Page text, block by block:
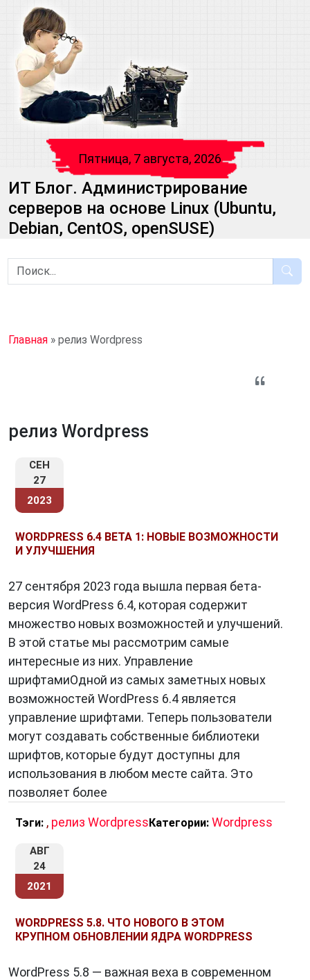
Пятница, 7 августа, 2026
ИТ Блог. Администрирование
серверов на основе Linux (Ubuntu,
Debian, CentOS, openSUSE)
Главная » релиз Wordpress
релиз Wordpress
СЕН
27
2023
WORDPRESS 6.4 BETA 1: НОВЫЕ ВОЗМОЖНОСТИ
И УЛУЧШЕНИЯ
27 сентября 2023 года вышла первая бета-
версия WordPress 6.4, которая содержит
множество новых возможностей и улучшений.
В этой статье мы рассмотрим самые
интересные из них. Управление
шрифтамиОдной из самых заметных новых
возможностей WordPress 6.4 является
управление шрифтами. Теперь пользователи
могут создавать собственные библиотеки
шрифтов, которые будут доступны для
использования в любом месте сайта. Это
позволяет более
Тэги: , релиз WordpressКатегории: Wordpress
АВГ
24
2021
WORDPRESS 5.8. ЧТО НОВОГО В ЭТОМ
КРУПНОМ ОБНОВЛЕНИИ ЯДРА WORDPRESS
WordPress 5.8 — важная веха в современном